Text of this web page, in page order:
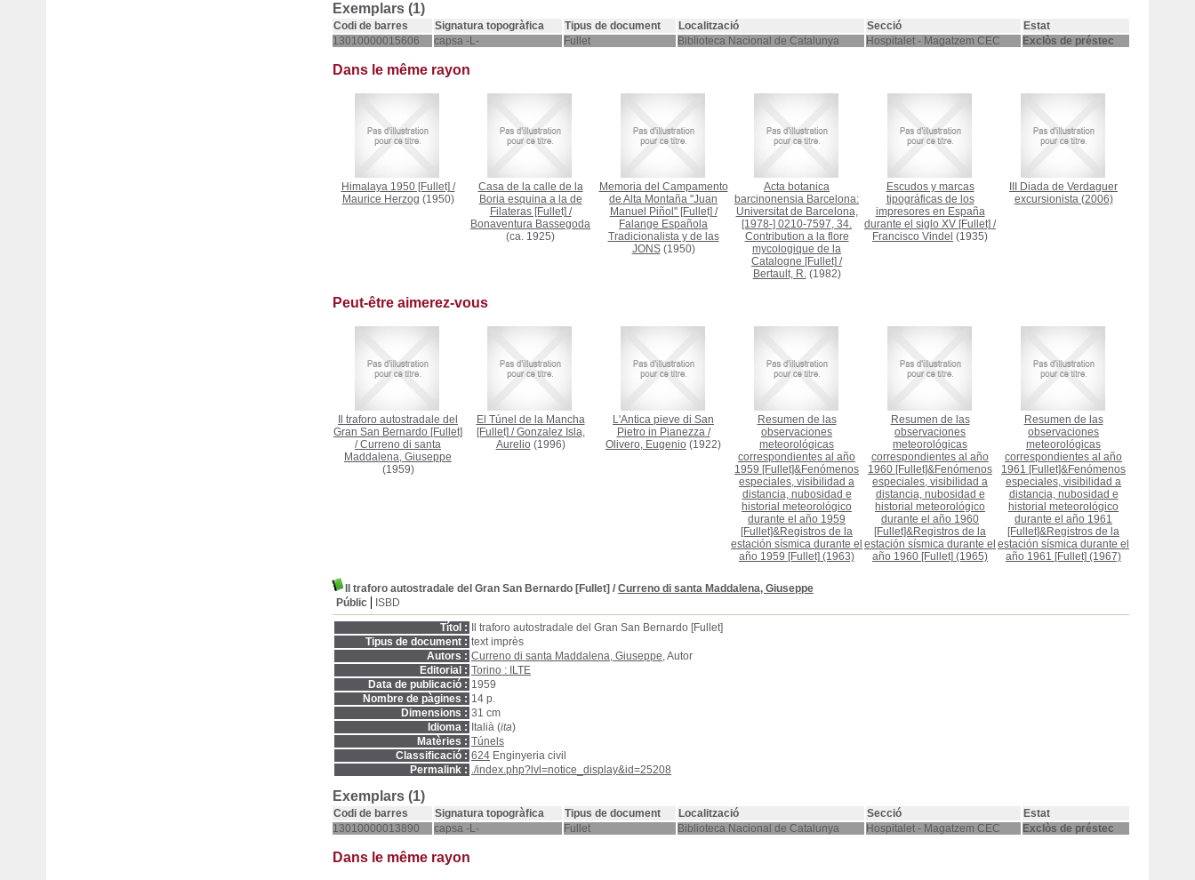
Exemplars (1)
Codi de barres Signatura topogràfica Tipus de document Localització Secció
Estat
13010000015606
capsa -L- Fullet Biblioteca Nacional de Catalunya Hospitalet - Magatzem CEC Exclòs de préstec
Dans le même rayon
Himalaya 1950 [Fullet] /
Maurice Herzog (1950)
Casa de la calle de la
Boria esquina a la de
Filateras [Fullet] /
Bonaventura Bassegoda
(ca. 1925)
Memoria del Campamento
de Alta Montaña "Juan
Manuel Piñol" [Fullet] /
Falange Española
Tradicionalista y de las
JONS(1950)
Acta botanica
barcinonensia Barcelona:
Universitat de Barcelona,
[1978-] 0210-7597, 34.
Contribution a la flore
mycologique de la
Catalogne [Fullet] /
Bertault, R.(1982)
Escudos y marcas
tipográficas de los
impresores en España
durante el siglo XV [Fullet] /
Francisco Vindel (1935)
III Diada de Verdaguer
excursionista(2006)
Peut-être aimerez-vous
Il traforo autostradale del
Gran San Bernardo [Fullet]
/Curreno di santa
Maddalena, Giuseppe
(1959)
El Túnel de la Mancha
[Fullet] /Gonzalez Isla,
Aurelio(1996)
L'Antica pieve di San
Pietro in Pianezza/
Olivero, Eugenio (1922)
Resumen de las
observaciones
meteorológicas
correspondientes al año
1959 [Fullet]&Fenómenos
especiales, visibilidad a
distancia, nubosidad e
historial meteorológico
durante el año 1959
[Fullet]&Registros de la
estación sísmica durante el
año 1959 [Fullet] (1963)
Resumen de las
observaciones
meteorológicas
correspondientes al año
1960 [Fullet]&Fenómenos
especiales, visibilidad a
distancia, nubosidad e
historial meteorológico
durante el año 1960
[Fullet]&Registros de la
estación sísmica durante el
año 1960 [Fullet] (1965)
Resumen de las
observaciones
meteorológicas
correspondientes al año
1961 [Fullet]&Fenómenos
especiales, visibilidad a
distancia, nubosidad e
historial meteorológico
durante el año 1961
[Fullet]&Registros de la
estación sísmica durante el
año 1961 [Fullet] (1967)
Il traforo autostradale del Gran San Bernardo [Fullet] / Curreno di santa Maddalena, Giuseppe
Públic
ISBD
Títol :
Il traforo autostradale del Gran San Bernardo [Fullet]
Tipus de document : text imprès
Autors : Curreno di santa Maddalena, Giuseppe, Autor
Editorial : Torino : ILTE
Data de publicació : 1959
Nombre de pàgines : 14 p.
Dimensions : 31 cm
Idioma : Italià (ita)
Matèries : Túnels
Classificació : 624 Enginyeria civil
Permalink : ./index.php?lvl=notice_display&id=25208
Exemplars (1)
Codi de barres Signatura topogràfica Tipus de document Localització Secció
Estat
13010000013890
capsa -L- Fullet Biblioteca Nacional de Catalunya Hospitalet - Magatzem CEC Exclòs de préstec
Dans le même rayon